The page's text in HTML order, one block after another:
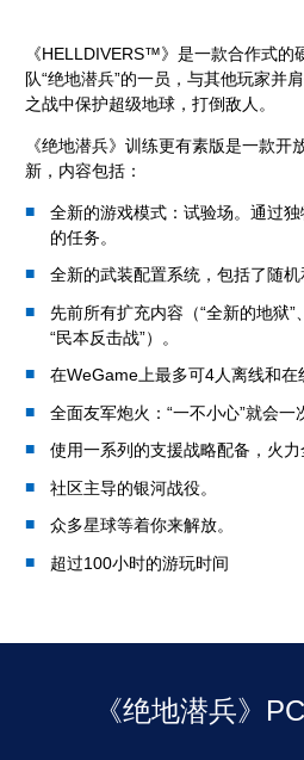
《HELLDIVERS™》是一款合作式的
队“绝地潜兵”的一员，与其他玩家并
之战中保护超级地球，打倒敌人。
《绝地潜兵》训练更有素版是一款开
新，内容包括：
全新的游戏模式：试验场。通过
的任务。
全新的武装配置系统，包括了随
先前所有扩充内容（“全新的地狱”
“民本反击战”）。
在WeGame上最多可4人离线和在
全面友军炮火：“一不小心”就会一
使用一系列的支援战略配备，火力
社区主导的银河战役。
众多星球等着你来解放。
超过100小时的游玩时间
《绝地潜兵》